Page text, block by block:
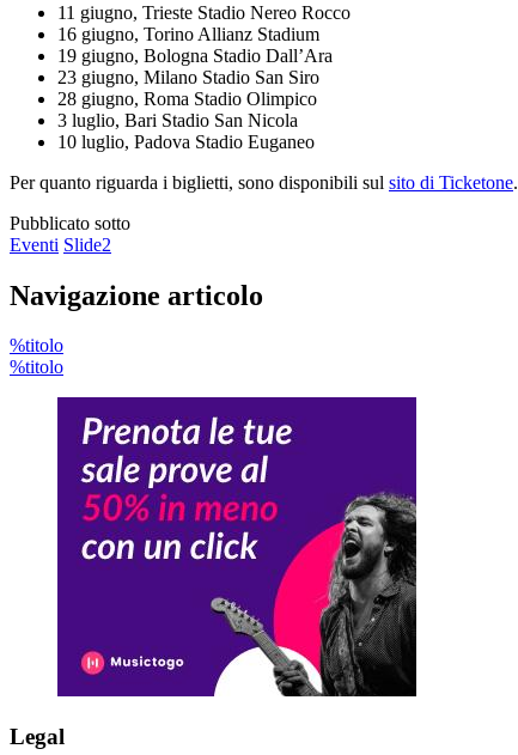
11 giugno, Trieste Stadio Nereo Rocco
16 giugno, Torino Allianz Stadium
19 giugno, Bologna Stadio Dall’Ara
23 giugno, Milano Stadio San Siro
28 giugno, Roma Stadio Olimpico
3 luglio, Bari Stadio San Nicola
10 luglio, Padova Stadio Euganeo
Per quanto riguarda i biglietti, sono disponibili sul sito di Ticketone.
Pubblicato sotto
Eventi Slide2
Navigazione articolo
%titolo
%titolo
Legal